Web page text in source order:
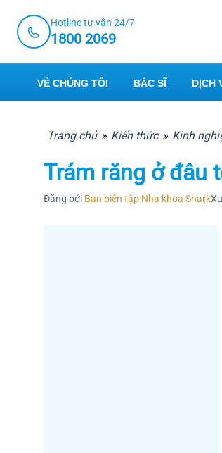
content
Hotline tư vấn 24/7
1800 2069
VỀ CHÚNG TÔI BÁC SĨ DỊCH
Trang chủ » Kiến thức » Kinh
Trám răng ở đâu
Đăng bởi Ban biên tập Nha khoa Shark